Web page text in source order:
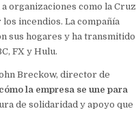
organizaciones como la Cruz
incendios. La compañía
sus hogares y ha transmitido
FX y Hulu.
Breckow, director de
la empresa se une para
de solidaridad y apoyo que